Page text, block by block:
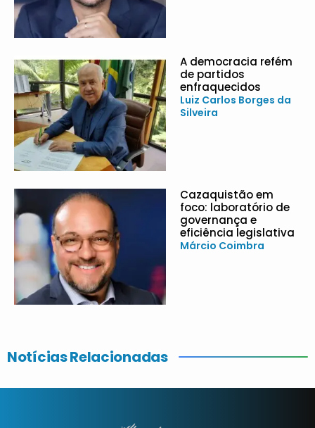
A democracia refém
de partidos
enfraquecidos
Luiz Carlos Borges da
Silveira
Cazaquistão em
foco: laboratório de
governança e
eficiência legislativa
Márcio Coimbra
Notícias Relacionadas